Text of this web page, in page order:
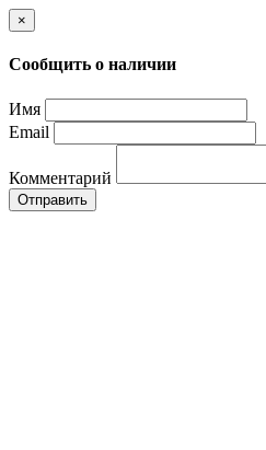
×
Сообщить о наличии
Имя
Email
Комментарий
Отправить